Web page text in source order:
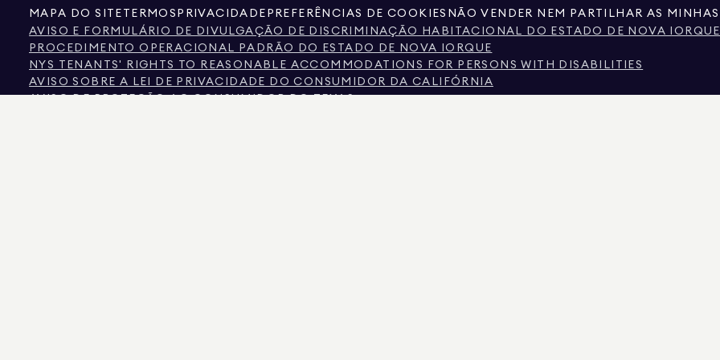
MAPA DO SITE TERMOS PRIVACIDADE PREFERÊNCIAS DE COOKIES NÃO VENDER NEM PARTILHAR AS
AVISO E FORMULÁRIO DE DIVULGAÇÃO DE DISCRIMINAÇÃO HABITACIONAL DO ESTADO DE NOVA IORQUE
PROCEDIMENTO OPERACIONAL PADRÃO DO ESTADO DE NOVA IORQUE
NYS TENANTS' RIGHTS TO REASONABLE ACCOMMODATIONS FOR PERSONS WITH DISABILITIES
AVISO SOBRE A LEI DE PRIVACIDADE DO CONSUMIDOR DA CALIFÓRNIA